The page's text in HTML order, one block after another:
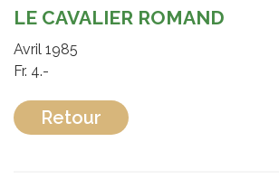
LE CAVALIER ROMAND
Avril 1985
Fr. 4.-
Retour